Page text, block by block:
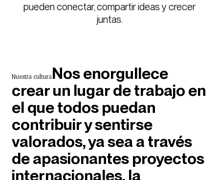
pueden conectar, compartir ideas y crecer
juntas.
Nuestra culturaNos enorgullece
crear un lugar de trabajo en
el que todos puedan
contribuir y sentirse
valorados, ya sea a través
de apasionantes proyectos
internacionales, la